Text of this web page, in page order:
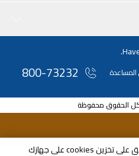
بالنقر فوق «متابعة»، فإنك توافق على تخزين cookies على جهازك
800-73232